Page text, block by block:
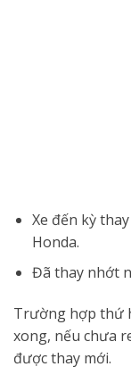
Xe đến kỳ
Honda.
Đã thay nhớt
Trường hợp thứ
xong, nếu chưa
được thay mới.